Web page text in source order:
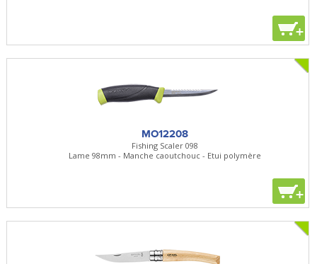
+
MO12208
Fishing Scaler 098
Lame 98mm - Manche caoutchouc - Etui polymère
+